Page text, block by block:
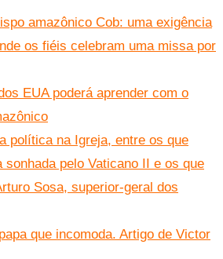
amazônico Cob: uma exigência
os fiéis celebram uma missa por
EUA poderá aprender com o
política na Igreja, entre os que
sonhada pelo Vaticano II e os que
Sosa, superior-geral dos
que incomoda. Artigo de Victor